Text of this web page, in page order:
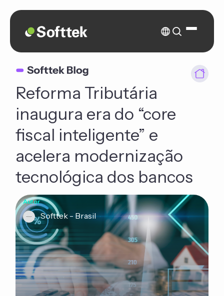
Reforma Tributária
inaugura era do “core
fiscal inteligente” e
acelera modernização
tecnológica dos bancos
Autor
Softtek - Brasil